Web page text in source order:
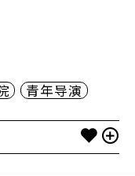
青年导演